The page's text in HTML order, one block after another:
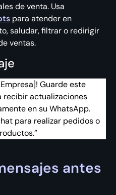
de venta. Usa
para atender en
saludar, filtrar o redirigir
ventas.
Guarde este
recibir actualizaciones
en su WhatsApp.
para realizar pedidos o
antes